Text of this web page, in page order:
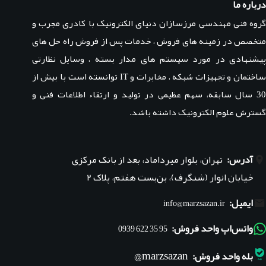
درباره ما
گروه فنی مهندسی مرزسازان دنیای الکترونیک با کادری مجرب و
متخصص در زمینه های فروش ، خدمات پس از فروش راه حل های
پیشنهادی در مورد سیستم های مدار بسته ، وسایل نظارتی
ساختمان و تجهیزات شبکه ، مخابرات و IT توانسته است با بیش از
30 سال سابقه، سهم عظیمی در تولید و ارتقاء اطلاعات فنی و
گسترش علوم الکترونیک داشته باشد.
آدرس: تهران، بلوار میرداماد، بعد از بانک مرکزی
خیابان انوار (شنگرف)، بن‌بست هفتم، پلاک ۲
ایمیل: info@marzsazan.ir
واتس‌اپ واحد فروش: 95 35 622 0939
بله واحد فروش: marzsazan@